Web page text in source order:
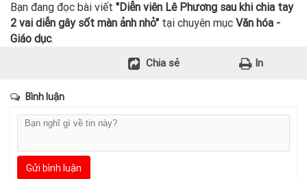
Bạn đang đọc bài viết "Diễn viên Lê Phương sau khi chia tay
2 vai diễn gây sốt màn ảnh nhỏ" tại chuyên mục Văn hóa -
Giáo dục.
Chia sẻ In
Bình luận
Gửi bình luận